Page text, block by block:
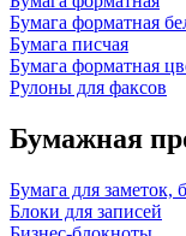
Бумага форматная
Бумага писчая
Бумага форматная
Рулоны для факсов
Бумажная
Бумага для
Блоки для записей